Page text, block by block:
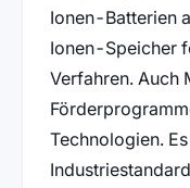
Ionen-Batterien
Ionen-Speicher
Verfahren. Auch
Technologien.